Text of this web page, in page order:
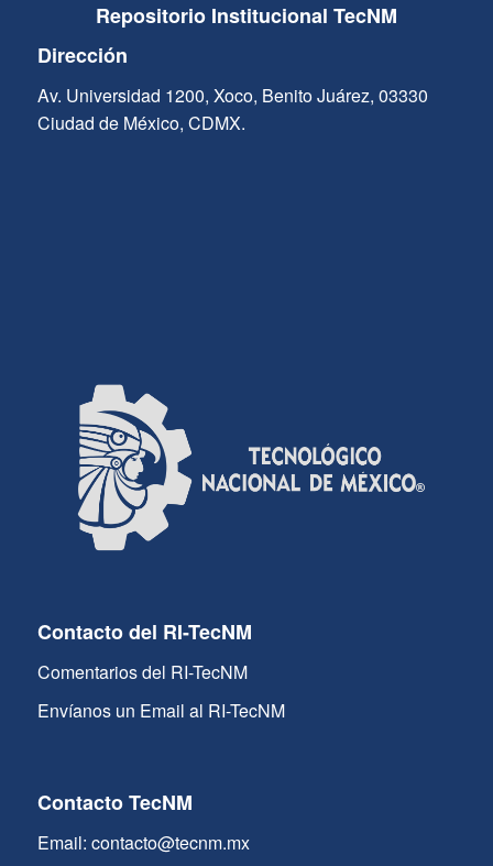
Repositorio Institucional TecNM
Dirección
Av. Universidad 1200, Xoco, Benito Juárez, 03330
Ciudad de México, CDMX.
Contacto del RI-TecNM
Comentarios del RI-TecNM
Envíanos un Email al RI-TecNM
Contacto TecNM
Email: contacto@tecnm.mx